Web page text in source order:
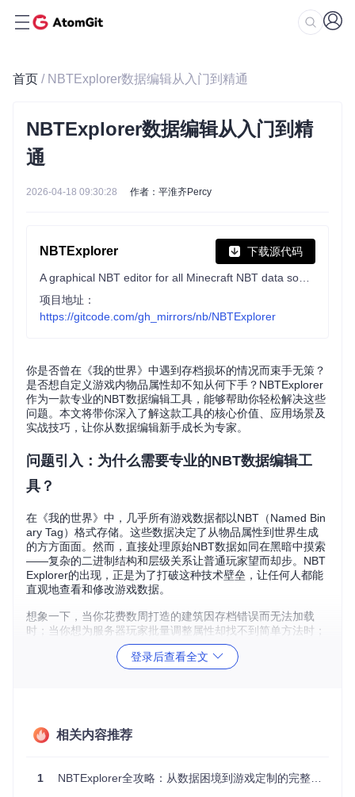
首页 / NBTExplorer数据编辑从入门到精通
NBTExplorer数据编辑从入门到精
通
2026-04-18 09:30:28 作者：平淮齐Percy
NBTExplorer 下载源代码
项目地址：
https://gitcode.com/gh_mirrors/nb/NBTExplorer
你是否曾在《我的世界》中遇到存档损坏的情况而束手无策？
是否想自定义游戏内物品属性却不知从何下手？NBTExplorer
作为一款专业的NBT数据编辑工具，能够帮助你轻松解决这些
问题。本文将带你深入了解这款工具的核心价值、应用场景及
实战技巧，让你从数据编辑新手成长为专家。
问题引入：为什么需要专业的NBT数据编辑工
具？
在《我的世界》中，几乎所有游戏数据都以NBT（Named Bin
ary Tag）格式存储。这些数据决定了从物品属性到世界生成
的方方面面。然而，直接处理原始NBT数据如同在黑暗中摸索
——复杂的二进制结构和层级关系让普通玩家望而却步。NBT
Explorer的出现，正是为了打破这种技术壁垒，让任何人都能
直观地查看和修改游戏数据。
想象一下，当你花费数周打造的建筑因存档错误而无法加载
时；当你想为服务器玩家批量调整属性却找不到简单方法时；
当你安装了新模组却需要手动修改配置文件时——NBTExplor
er就是解决这些问题的关键工具。
的用户界面之后，同时保留了专业级的编辑能力。
登录后查看全文
相关内容推荐
1 NBTExplorer全攻略：从数据困境到游戏定制的完整路径